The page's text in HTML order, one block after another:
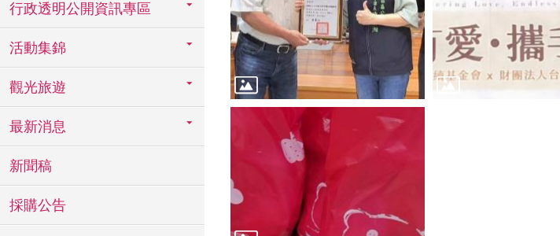
行政透明公開資訊專區
活動集錦
觀光旅遊
最新消息
新聞稿
採購公告